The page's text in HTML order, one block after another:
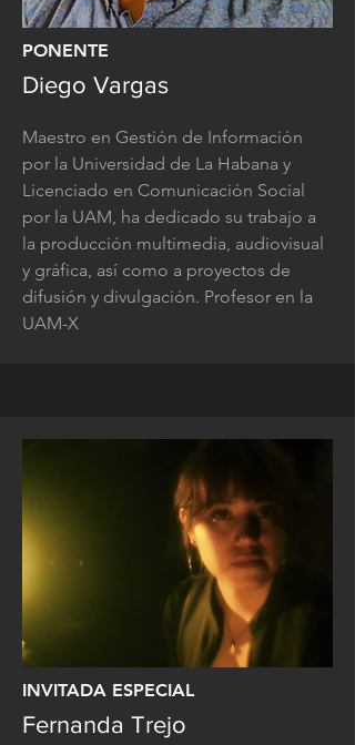
PONENTE
Diego Vargas
Maestro en Gestión de Información
por la Universidad de La Habana y
Licenciado en Comunicación Social
por la UAM, ha dedicado su trabajo a
la producción multimedia, audiovisual
y gráfica, así como a proyectos de
difusión y divulgación. Profesor en la
UAM-X
INVITADA ESPECIAL
Fernanda Trejo